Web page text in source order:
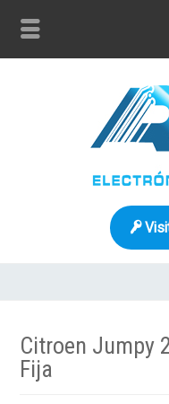
Citroen Jumpy
Fija